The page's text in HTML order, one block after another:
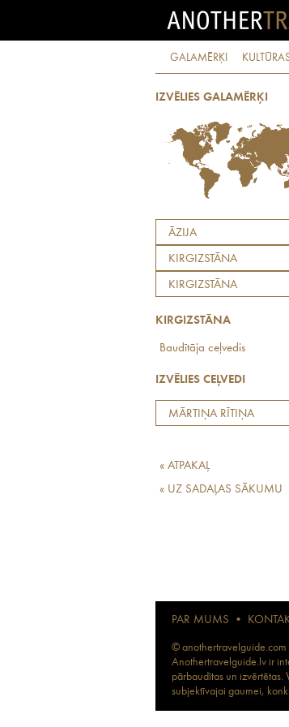
GALAMĒRĶI
IZVĒLIES GALAMĒRĶI
ĀZIJA
KIRGIZSTĀNA
KIRGIZSTĀNA
KIRGIZSTĀNA
Baudītāja ceļvedis
IZVĒLIES CEĻVEDI
MĀRTIŅA RĪTIŅA
« ATPAKAĻ
« UZ SADAĻAS SĀKUMU
PAR MUMS •
© anothertravelguide.com
Anothertravelguide.lv ir
pārbaudītas un
subjektīvajai gaumei,